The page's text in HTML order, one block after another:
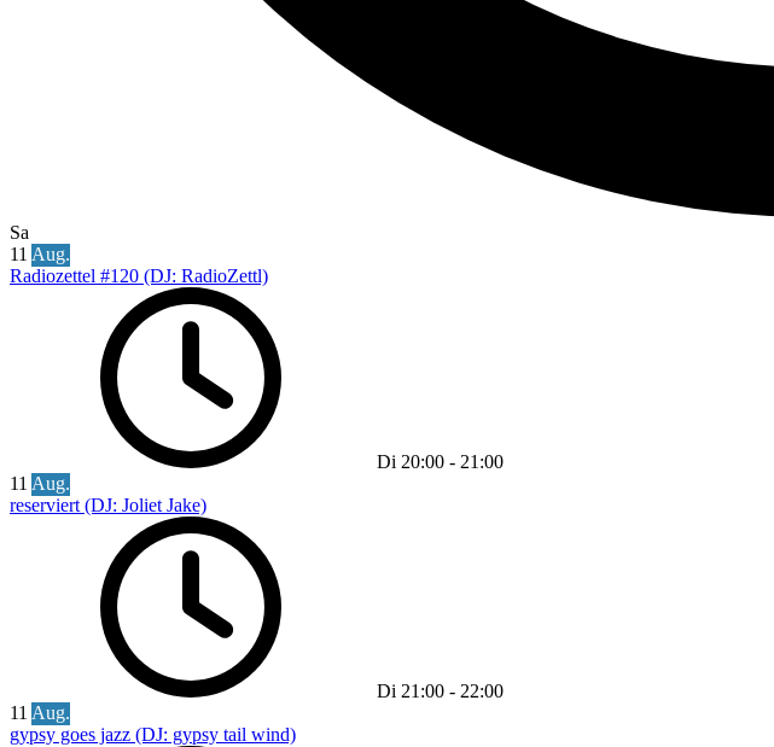
Sa
11 Aug.
Radiozettel #120 (DJ: RadioZettl)
Di 20:00 - 21:00
11 Aug.
reserviert (DJ: Joliet Jake)
Di 21:00 - 22:00
11 Aug.
gypsy goes jazz (DJ: gypsy tail wind)